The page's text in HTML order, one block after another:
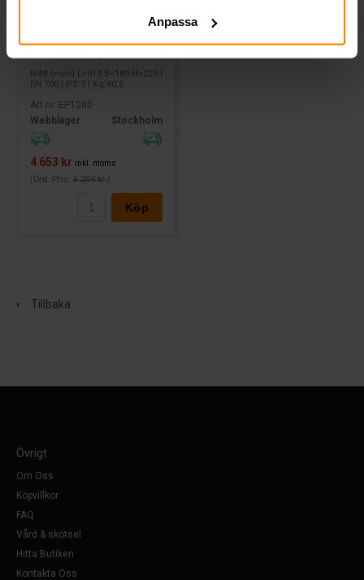
Anpassa
Mått (mm) L=513 B=189 H=223 |
EN:700 | PS:3 | Kg:40,5
Art nr. EP1200
Webblager
Stockholm
4 653 kr inkl. moms
(Ord. Pris: 6 204 kr)
Köp
Tillbaka
Övrigt
Om Oss
Köpvillkor
FAQ
Vård & skötsel
Hitta Butiken
Kontakta Oss